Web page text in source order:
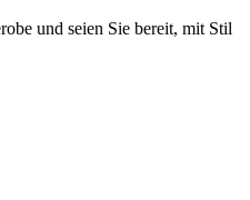
und seien Sie bereit, mit Stil